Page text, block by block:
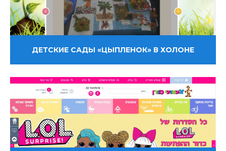
ДЕТСКИЕ САДЫ «ЦЫПЛЕНОК» В ХОЛОНЕ